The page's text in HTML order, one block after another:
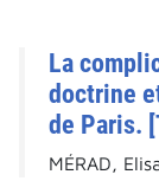
La
doctrine
de Paris.
MÉRAD,